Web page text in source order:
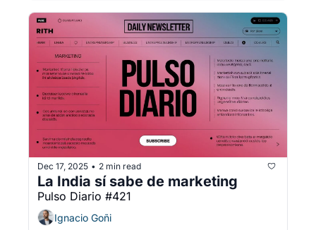
Dec 17, 2025 • 2 min read
La India sí sabe de marketing
Pulso Diario #421
Ignacio Goñi